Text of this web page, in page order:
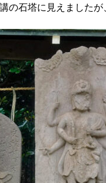
の石塔に見えましたが